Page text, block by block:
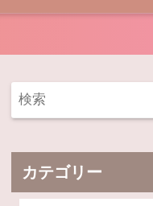
カテゴリー